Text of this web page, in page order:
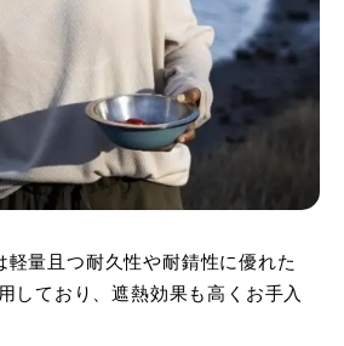
量且つ耐久性や耐錆性に優れた
しており、遮熱効果も高くお手入